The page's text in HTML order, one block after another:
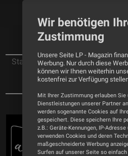
Startseite
News
Hörtag bei ROSE-
Wir benötigen
Zustimmung
Unsere Seite LP - Magazin
Werbung. Nur durch diese
können wir Ihnen weiterhin
kostenfrei zur Verfügung
Mit Ihrer Zustimmung erlauben Sie
Dienstleistungen unserer Partner
werden sogenannte Cookies auf
gespeichert. Diese speichern Ihre
z.B.: Geräte-Kennungen, IP-
verwenden Cookies und deren
maßgeschneiderte Werbung
Surfen auf unserer Seite so